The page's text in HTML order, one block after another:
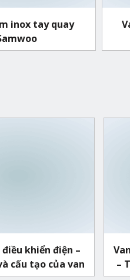
inox tay quay
khiển điện –
cấu tạo của van
–